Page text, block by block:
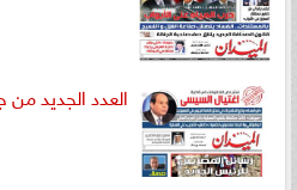
العدد الجديد من